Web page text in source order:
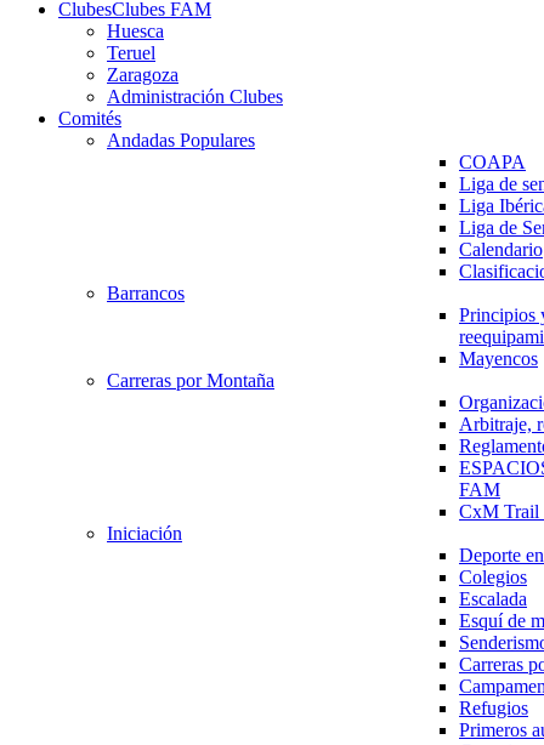
ClubesClubes FAM
Huesca
Teruel
Zaragoza
Administración Clubes
Comités
Andadas Populares
COAPA
Liga de
Liga
Liga de
Calendario
Barrancos
Principios
Mayencos
Carreras por Montaña
Arbitraje,
FAM
CxM
Iniciación
Deporte
Colegios
Escalada
Esquí de
Carreras
Refugios
Primeros